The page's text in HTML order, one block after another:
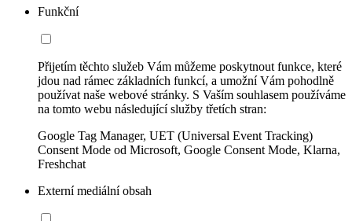
Funkční
Přijetím těchto služeb Vám můžeme poskytnout funkce, které
jdou nad rámec základních funkcí, a umožní Vám pohodlně
používat naše webové stránky. S Vaším souhlasem používáme
na tomto webu následující služby třetích stran:
Google Tag Manager, UET (Universal Event Tracking)
Consent Mode od Microsoft, Google Consent Mode, Klarna,
Freshchat
Externí mediální obsah